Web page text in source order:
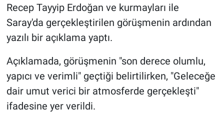
Recep Tayyip Erdoğan ve kurmayları ile
Saray'da gerçekleştirilen görüşmenin ardından
yazılı bir açıklama yaptı.
Açıklamada, görüşmenin "son derece olumlu,
yapıcı ve verimli" geçtiği belirtilirken, "Geleceğe
dair umut verici bir atmosferde gerçekleşti"
ifadesine yer verildi.
Haber
Koronavirüs